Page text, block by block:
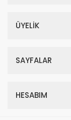
ÜYELİK
SAYFALAR
HESABIM